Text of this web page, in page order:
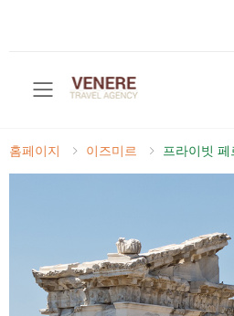
Toggle
홈페이지 이즈미르 프라이빗